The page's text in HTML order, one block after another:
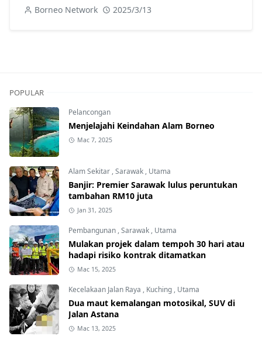
Borneo Network 2025/3/13
POPULAR
Pelancongan
Menjelajahi Keindahan Alam Borneo
Mac 7, 2025
Alam Sekitar ,Sarawak , Utama
Banjir: Premier Sarawak lulus peruntukan
tambahan RM10 juta
Jan 31, 2025
Pembangunan ,Sarawak , Utama
Mulakan projek dalam tempoh 30 hari atau
hadapi risiko kontrak ditamatkan
Mac 15, 2025
Kecelakaan Jalan Raya , Kuching , Utama
Dua maut kemalangan motosikal, SUV di
Jalan Astana
Mac 13, 2025